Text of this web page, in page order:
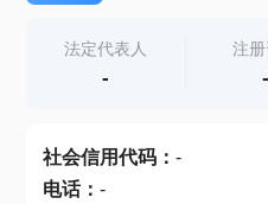
查产地
法定代表人
-
注
-
社会信用代码： -
电话： -